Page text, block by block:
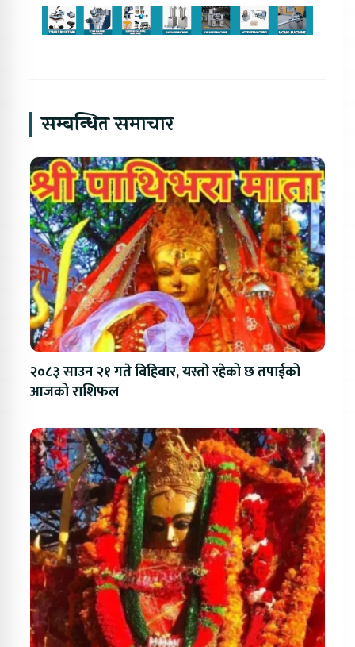
सम्बन्धित समाचार
२०८३ साउन २१ गते बिहिवार, यस्तो रहेको छ तपाईको
आजको राशिफल